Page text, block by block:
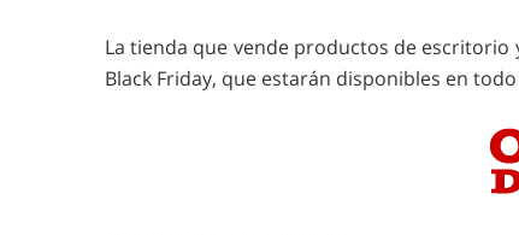
La tienda que vende productos de
Black Friday, que estarán disponibles en